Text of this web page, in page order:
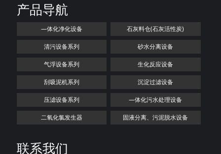
产品导航
—体化净化设备 石灰料仓(石灰活性炭)
清污设备系列 砂水分离设备
气浮设备系列 生化反应设备
刮吸泥机系列 沉淀过滤设备
压滤设备系列 —体化污水处理设备
二氧化氯发生器 固液分离、污泥脱水设备
联系我们